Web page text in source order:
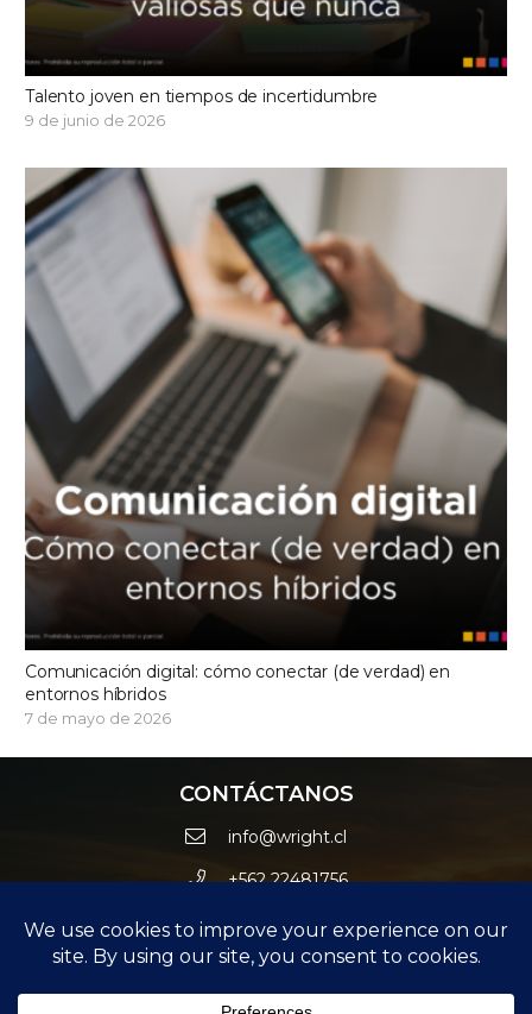
Talento joven en tiempos de incertidumbre
9 de junio de 2026
Comunicación digital: cómo conectar (de verdad) en
entornos híbridos
7 de mayo de 2026
CONTÁCTANOS
info@wright.cl
+562 22481756
Avda. Las Condes 10415 Oficina 012 – Edificio Estoril
Black – Las Condes.